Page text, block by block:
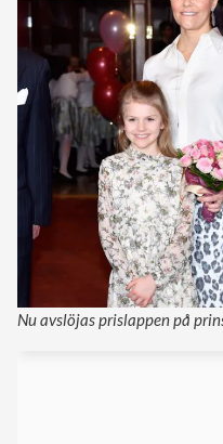
Nu avslöjas prislappen på